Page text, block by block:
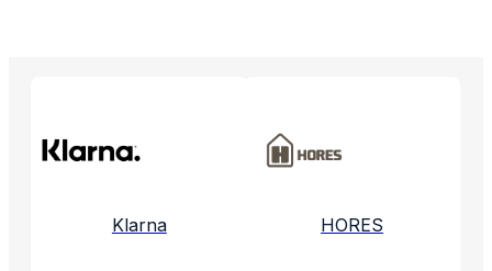
Klarna HORES